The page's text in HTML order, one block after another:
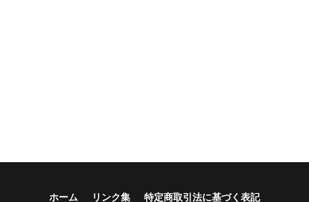
ホーム リンク集 特定商取引法に基づく表記